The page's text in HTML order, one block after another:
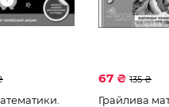
67 ₴ 135 ₴
Грайлива